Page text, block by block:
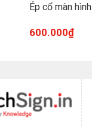
Ép cổ màn
600.000₫